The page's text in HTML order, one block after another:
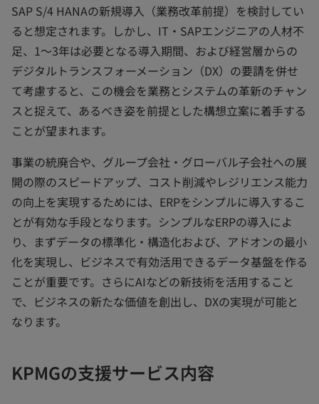
SAP S/4 HANAの新規導入（業務改革前提）を検討してい
ると想定されます。しかし、IT・SAPエンジニアの人材不
足、1～3年は必要となる導入期間、および経営層からの
デジタルトランスフォーメーション（DX）の要請を併せ
て考慮すると、この機会を業務とシステムの革新のチャン
スと捉えて、あるべき姿を前提とした構想立案に着手する
ことが望まれます。
事業の統廃合や、グループ会社・グローバル子会社への展
開の際のスピードアップ、コスト削減やレジリエンス能力
の向上を実現するためには、ERPをシンプルに導入するこ
とが有効な手段となります。シンプルなERPの導入によ
り、まずデータの標準化・構造化および、アドオンの最小
化を実現し、ビジネスで有効活用できるデータ基盤を作る
ことが重要です。さらにAIなどの新技術を活用すること
で、ビジネスの新たな価値を創出し、DXの実現が可能と
なります。
KPMGの支援サービス内容